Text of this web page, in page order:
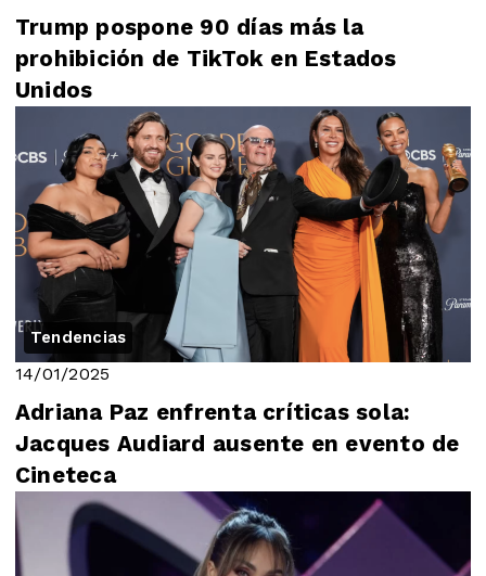
Trump pospone 90 días más la
prohibición de TikTok en Estados
Unidos
Tendencias
14/01/2025
Adriana Paz enfrenta críticas sola:
Jacques Audiard ausente en evento de
Cineteca